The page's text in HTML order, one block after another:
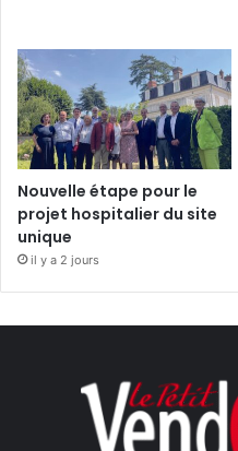
Nouvelle étape pour le
projet hospitalier du site
unique
il y a 2 jours